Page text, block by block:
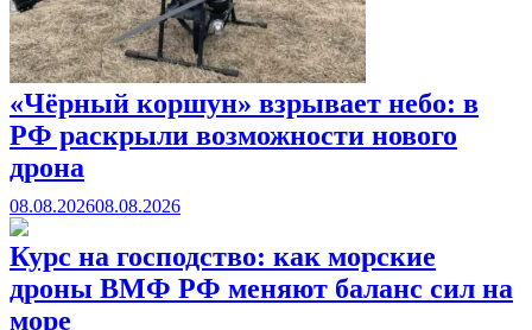
«Чёрный коршун» взрывает небо: в
РФ раскрыли возможности нового
дрона
08.08.202608.08.2026
Курс на господство: как морские
дроны ВМФ РФ меняют баланс сил на
море